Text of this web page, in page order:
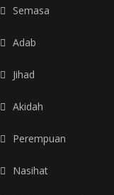
Semasa
Adab
Jihad
Akidah
Perempuan
Nasihat